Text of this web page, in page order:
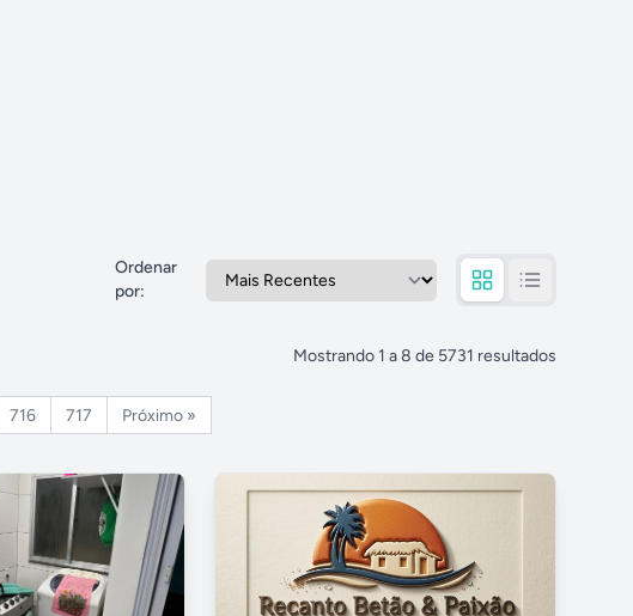
Ordenar
por:
Mostrando 1 a8 de 5731 resultados
716 717 Próximo »